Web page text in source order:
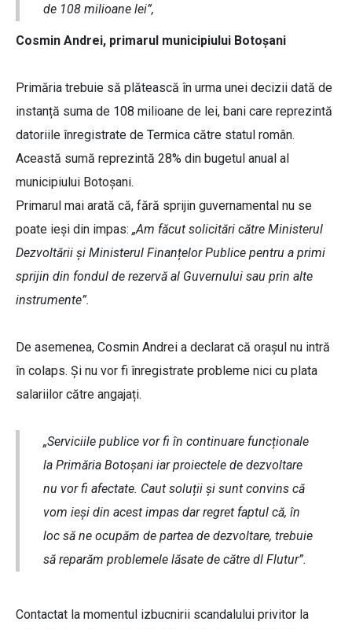
de 108 milioane lei”,
Cosmin Andrei, primarul municipiului Botoșani
Primăria trebuie să plătească în urma unei decizii dată de
instanță suma de 108 milioane de lei, bani care reprezintă
datoriile înregistrate de Termica către statul român.
Această sumă reprezintă 28% din bugetul anual al
municipiului Botoșani.
Primarul mai arată că, fără sprijin guvernamental nu se
poate ieși din impas: „Am făcut solicitări către Ministerul
Dezvoltării și Ministerul Finanțelor Publice pentru a primi
sprijin din fondul de rezervă al Guvernului sau prin alte
instrumente”.
De asemenea, Cosmin Andrei a declarat că orașul nu intră
în colaps. Și nu vor fi înregistrate probleme nici cu plata
salariilor către angajați.
„Serviciile publice vor fi în continuare funcționale
la Primăria Botoșani iar proiectele de dezvoltare
nu vor fi afectate. Caut soluții și sunt convins că
vom ieși din acest impas dar regret faptul că, în
loc să ne ocupăm de partea de dezvoltare, trebuie
să reparăm problemele lăsate de către dl Flutur”.
Contactat la momentul izbucnirii scandalului privitor la